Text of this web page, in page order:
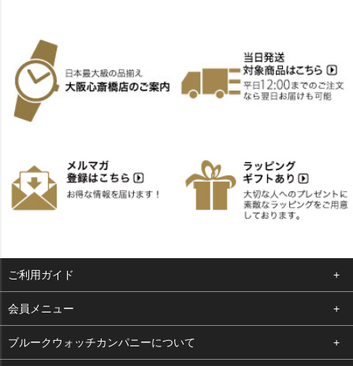
ご利用ガイド
よくある質問
支払い・送料
会員メニュー
ログイン
ブルークウォッチカンパニーについて